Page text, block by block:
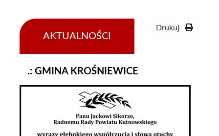
AKTUALNOŚCI
Drukuj
07-
2022
.: GMINA KROŚNIEWICE